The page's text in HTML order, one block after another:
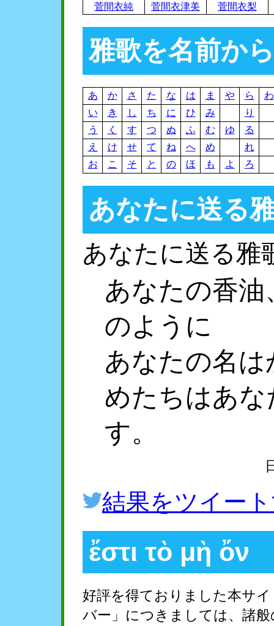
菅間衣純
菅間衣津美 菅間衣梨
雅歌を名前か
あ か さ た な は ま や ら
わ
い
き し ち に ひ み
り
う
く す つ ぬ ふ む ゆ
る
え
け せ て ね へ め
れ
お
こ そ と の ほ も よ ろ
あなたに送る
あなたに送る雅
あなたの香
のように
あなたの名
めたちはあ
す。
結果をツイー
ἔστι τὸ μὴ ὄν
好評を得ておりました本サ
バー」につきましては、諸